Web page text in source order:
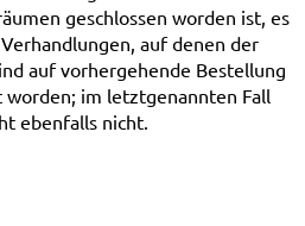
geschlossen worden ist, es
auf denen der
auf vorhergehende Bestellung
im letztgenannten Fall
ebenfalls nicht.